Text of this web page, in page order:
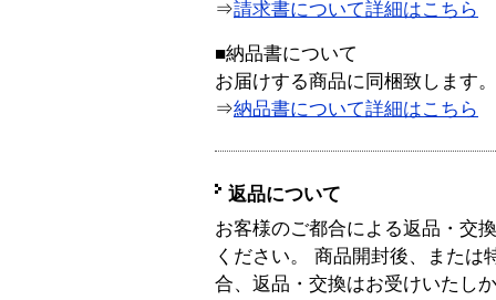
⇒請求書について詳細はこちら
■納品書について
お届けする商品に同梱致します。
⇒納品書について詳細はこちら
返品について
お客様のご都合による返品・交
ください。 商品開封後、または
合、返品・交換はお受けいたし